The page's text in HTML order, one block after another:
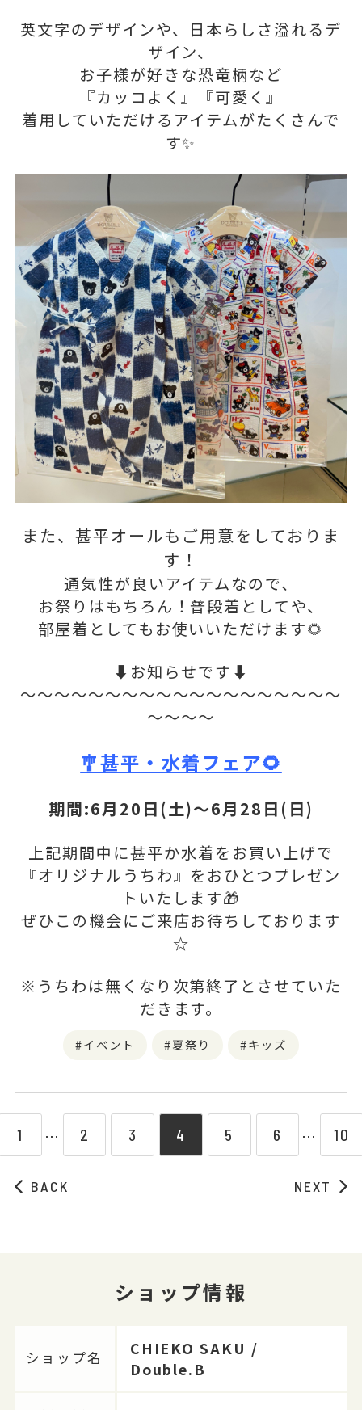
英文字のデザインや、日本らしさ溢れるデ
ザイン、
お子様が好きな恐竜柄など
『カッコよく』『可愛く』
着用していただけるアイテムがたくさんで
す✨
また、甚平オールもご用意をしておりま
す！
通気性が良いアイテムなので、
お祭りはもちろん！普段着としてや、
部屋着としてもお使いいただけます🌻
⬇️お知らせです⬇️
〜〜〜〜〜〜〜〜〜〜〜〜〜〜〜〜〜〜〜
〜〜〜〜
🎐甚平・水着フェア🌻
期間:6月20日(土)〜6月28日(日)
上記期間中に甚平か水着をお買い上げで
『オリジナルうちわ』をおひとつプレゼン
トいたします🎁
ぜひこの機会にご来店お待ちしております
☆
※うちわは無くなり次第終了とさせていた
だきます。
イベント 夏祭り キッズ
BACK
1 ⋯ 2 3 4 5 6 ⋯ 10
NEXT
ショップ情報
ショップ名
CHIEKO SAKU /
Double.B